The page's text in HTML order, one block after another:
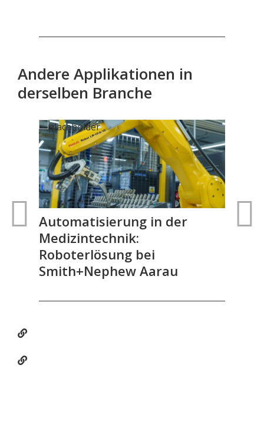
Andere Applikationen in
derselben Branche
Automatisierung in der
Medizintechnik:
Roboterlösung bei
Smith+Nephew Aarau